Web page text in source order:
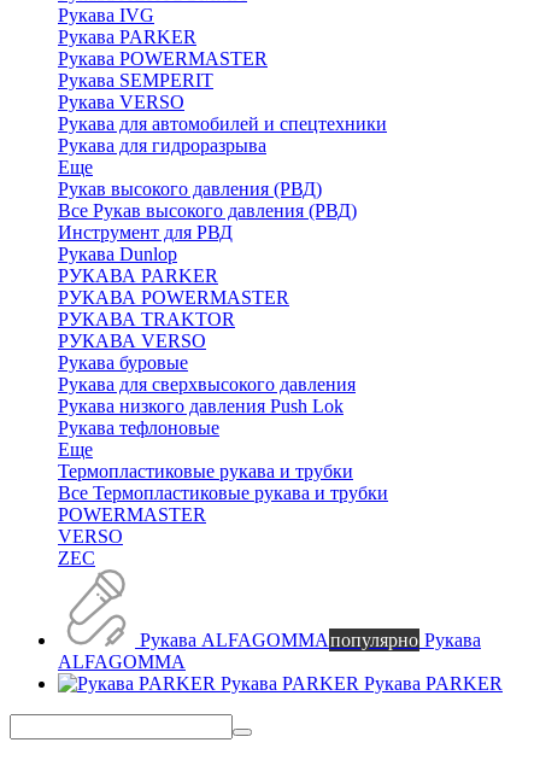
Рукава IVG
Рукава PARKER
Рукава POWERMASTER
Рукава SEMPERIT
Рукава VERSO
Рукава для автомобилей и спецтехники
Рукава для гидроразрыва
Еще
Рукав высокого давления (РВД)
Все Рукав высокого давления (РВД)
Инструмент для РВД
Рукава Dunlop
РУКАВА PARKER
РУКАВА POWERMASTER
РУКАВА TRAKTOR
РУКАВА VERSO
Рукава буровые
Рукава для сверхвысокого давления
Рукава низкого давления Push Lok
Рукава тефлоновые
Еще
Термопластиковые рукава и трубки
Все Термопластиковые рукава и трубки
POWERMASTER
VERSO
ZEC
Рукава ALFAGOMMAпопулярно Рукава
ALFAGOMMA
Рукава PARKER Рукава PARKER